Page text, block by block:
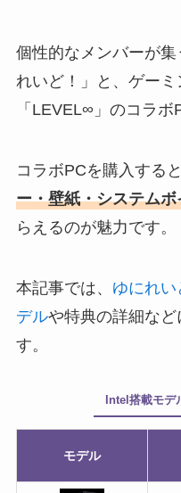
個性的なメンバーが
れいど！」と、ゲー
「LEVEL∞」のコラボ
コラボPCを購入すると
ー・壁紙・システムボ
らえるのが魅力です。
本記事では、 ゆにれ
デルや特典の詳細など
す。
Intel搭載モデ
モデル